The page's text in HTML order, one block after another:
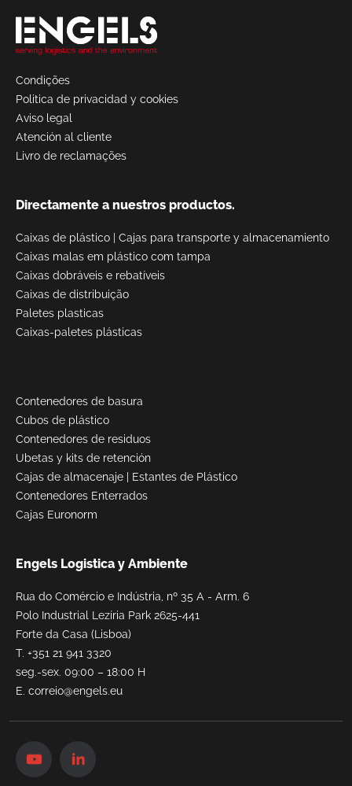
Condições
Politica de privacidad y cookies
Aviso legal
Atención al cliente
Livro de reclamações
Directamente a nuestros productos.
Caixas de plástico
Cajas para transporte y almacenamiento
Caixas malas em plástico com tampa
Caixas dobráveis e rebatíveis
Caixas de distribuição
Paletes plasticas
Caixas-paletes plásticas
Contenedores de basura
Cubos de plástico
Contenedores de residuos
Ubetas y kits de retención
Cajas de almacenaje
Estantes de Plástico
Contenedores Enterrados
Cajas Euronorm
Engels Logistica y Ambiente
Rua do Comércio e Indústria, nº 35 A - Arm. 6
Polo Industrial Lezíria Park 2625-441
Forte da Casa (Lisboa)
T. +351 21 941 3320
seg.-sex. 09:00 – 18:00 H
E. correio@engels.eu